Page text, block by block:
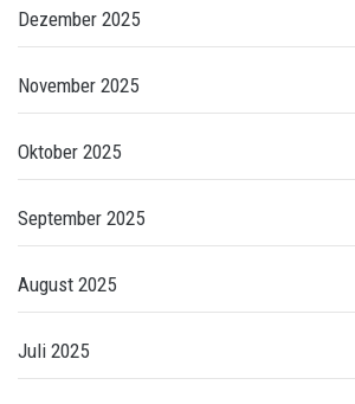
Dezember 2025
November 2025
Oktober 2025
September 2025
August 2025
Juli 2025